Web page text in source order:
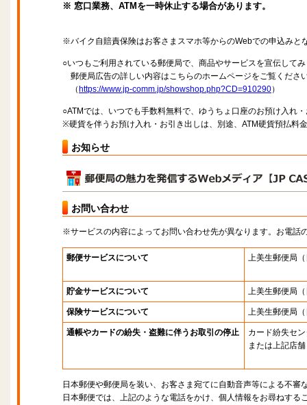
※ 窓口業務、ATMを一時休止する場合があります。
※バイク自賠責保険はお客さまスマホ等からのWebでの申込みと
○いつもご利用されている郵便局で、商品やサービスを宣伝して
郵便局広告の詳しい内容はこちらのホームページをご覧くださ
（ https://www.jp-comm.jp/showshop.php?CD=910290）
○ATMでは、いつでも手数料無料で、ゆうちょ口座のお預け入れ
※硬貨を伴うお預け入れ・お引き出しは、別途、ATM硬貨預払料
お知らせ
お問い合わせ
※サービスの内容によってお問い合わせ先が異なります。お電話
郵便サービスについて 上美生郵便局
貯金サービスについて 上美生郵便局
保険サービスについて 上美生郵便局
通帳やカードの紛失・盗難に伴うお取引の停止
カード紛失セ
または上記店舗
日本郵便や郵便局を装い、お客さま宛てに自動音声等による不審
日本郵便では、上記のような電話をかけ、個人情報をお尋ねする